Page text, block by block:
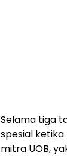
Selama tiga
spesial
mitra UOB,